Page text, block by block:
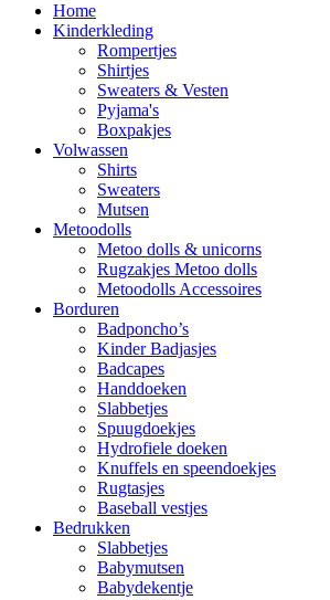
Home
Kinderkleding
Rompertjes
Shirtjes
Sweaters & Vesten
Pyjama's
Boxpakjes
Volwassen
Shirts
Sweaters
Mutsen
Metoodolls
Metoo dolls & unicorns
Rugzakjes Metoo dolls
Metoodolls Accessoires
Borduren
Badponcho’s
Kinder Badjasjes
Badcapes
Handdoeken
Slabbetjes
Spuugdoekjes
Hydrofiele doeken
Knuffels en speendoekjes
Rugtasjes
Baseball vestjes
Bedrukken
Slabbetjes
Babymutsen
Babydekentje